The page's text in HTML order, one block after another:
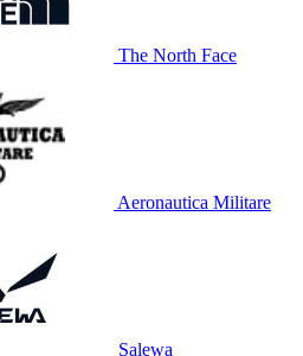
The North Face
Aeronautica Militare
Salewa